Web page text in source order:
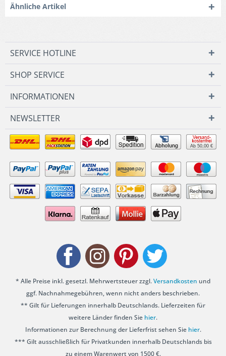
Ähnliche Artikel
SERVICE HOTLINE
SHOP SERVICE
INFORMATIONEN
NEWSLETTER
Ab 50,00 €
* Alle Preise inkl. gesetzl. Mehrwertsteuer zzgl.Versandkosten und
ggf. Nachnahmegebühren, wenn nicht anders beschrieben.
** Gilt für Lieferungen innerhalb Deutschlands. Lieferzeiten für
weitere Länder finden Sie hier.
Informationen zur Berechnung der Lieferfrist sehen Sie hier.
*** Gilt ausschließlich für Privatkunden innerhalb Deutschlands bis
zu einem Warenwert von 1500 €.